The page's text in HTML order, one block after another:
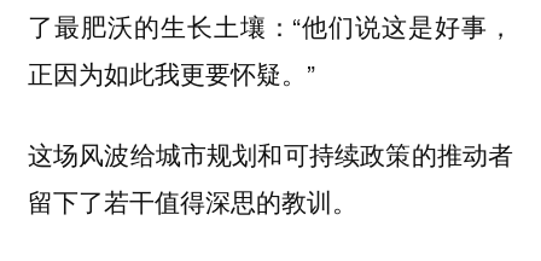
了最肥沃的生长土壤：“他们说这是好事，
正因为如此我更要怀疑。”
这场风波给城市规划和可持续政策的推动者
留下了若干值得深思的教训。